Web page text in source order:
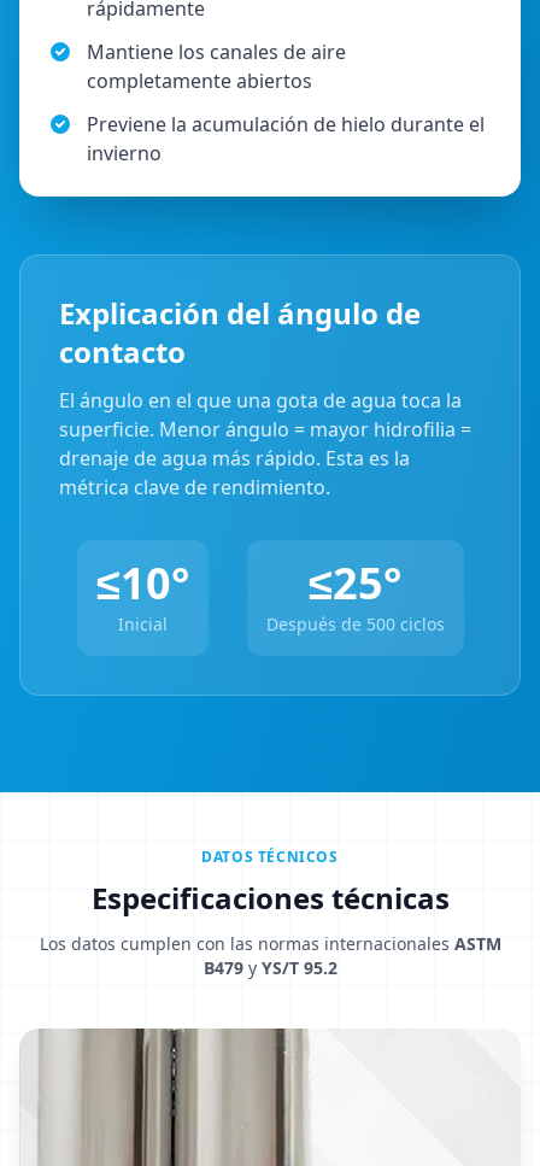
rápidamente
Mantiene los canales de aire
completamente abiertos
Previene la acumulación de hielo durante el
invierno
Explicación del ángulo de
contacto
El ángulo en el que una gota de agua toca la
superficie. Menor ángulo = mayor hidrofilia =
drenaje de agua más rápido. Esta es la
métrica clave de rendimiento.
≤10°
Inicial
≤25°
Después de 500 ciclos
DATOS TÉCNICOS
Especificaciones técnicas
Los datos cumplen con las normas internacionales ASTM
B479y YS/T 95.2